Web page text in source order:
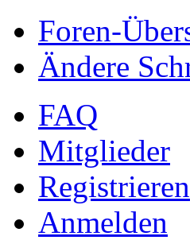
Foren-
Ändere
FAQ
Mitglieder
Registrieren
Anmelden